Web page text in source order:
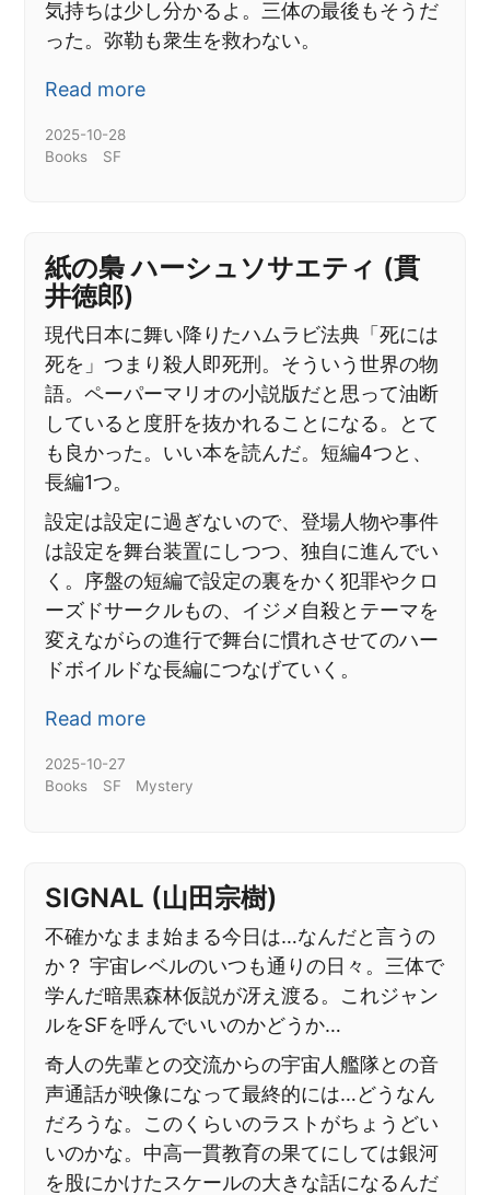
気持ちは少し分かるよ。三体の最後もそうだ
った。弥勒も衆生を救わない。
Read more
2025-10-28
Books
SF
紙の梟 ハーシュソサエティ (貫
井徳郎)
現代日本に舞い降りたハムラビ法典「死には
死を」つまり殺人即死刑。そういう世界の物
語。ペーパーマリオの小説版だと思って油断
していると度肝を抜かれることになる。とて
も良かった。いい本を読んだ。短編4つと、
長編1つ。
設定は設定に過ぎないので、登場人物や事件
は設定を舞台装置にしつつ、独自に進んでい
く。序盤の短編で設定の裏をかく犯罪やクロ
ーズドサークルもの、イジメ自殺とテーマを
変えながらの進行で舞台に慣れさせてのハー
ドボイルドな長編につなげていく。
Read more
2025-10-27
Books
SF Mystery
SIGNAL (山田宗樹)
不確かなまま始まる今日は…なんだと言うの
か？ 宇宙レベルのいつも通りの日々。三体で
学んだ暗黒森林仮説が冴え渡る。これジャン
ルをSFを呼んでいいのかどうか…
奇人の先輩との交流からの宇宙人艦隊との音
声通話が映像になって最終的には…どうなん
だろうな。このくらいのラストがちょうどい
いのかな。中高一貫教育の果てにしては銀河
を股にかけたスケールの大きな話になるんだ